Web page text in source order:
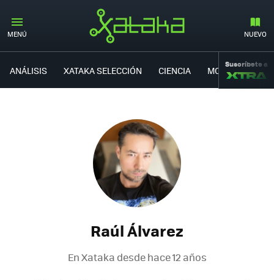
MENÚ NUEVO
ANÁLISIS XATAKA SELECCIÓN CIENCIA MOVILIDAD
Suscríbete a
Raúl Álvarez
En Xataka desdehace 12 años